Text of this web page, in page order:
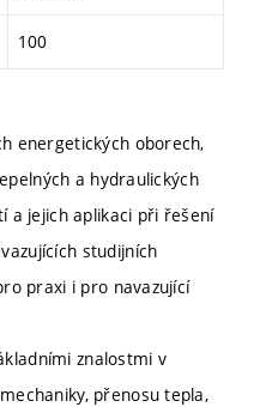
100
energetických oborech,
a hydraulických
a jejich aplikaci při řešení
studijních
praxi i pro navazující
znalostmi v
přenosu tepla,